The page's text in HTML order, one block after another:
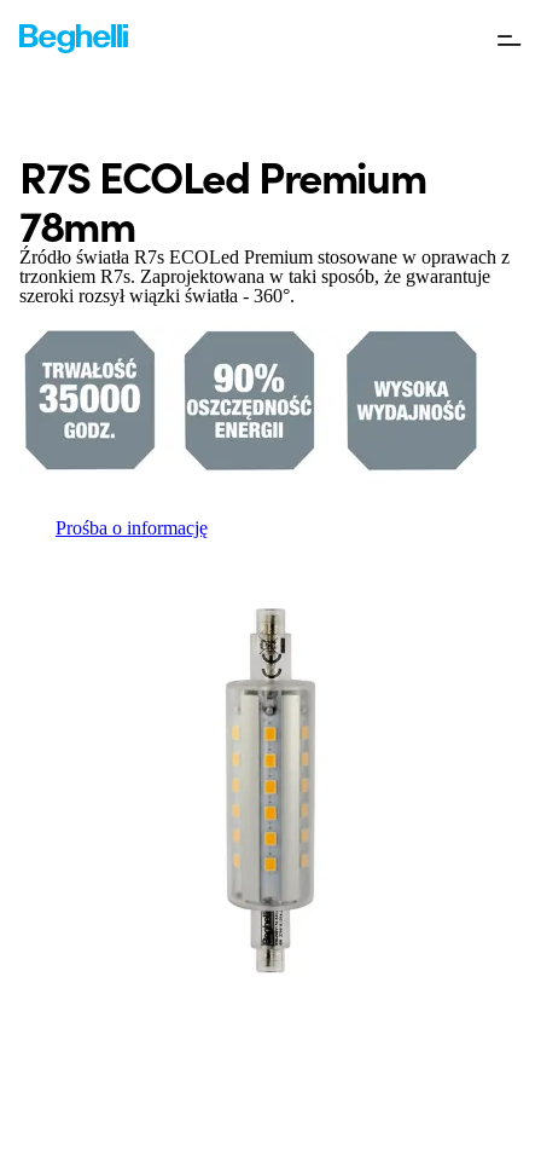
R7S ECOLed Premium
78mm
Źródło światła R7s ECOLed Premium stosowane w oprawach z
trzonkiem R7s. Zaprojektowana w taki sposób, że gwarantuje
szeroki rozsył wiązki światła - 360°.
Prośba o informację